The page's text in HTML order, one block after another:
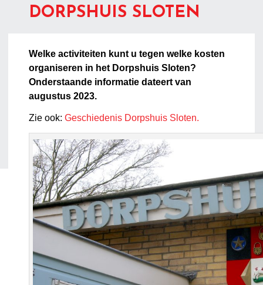
DORPSHUIS SLOTEN
Welke activiteiten kunt u tegen welke kosten
organiseren in het Dorpshuis Sloten?
Onderstaande informatie dateert van
augustus 2023.
Zie ook:Geschiedenis Dorpshuis Sloten.